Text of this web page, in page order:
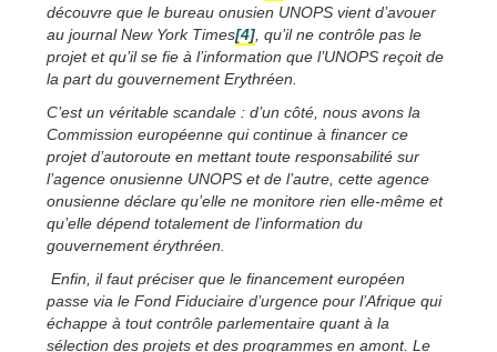
découvre que le bureau onusien UNOPS vient d’avouer
au journal New York Times[4] , qu’il ne contrôle pas le
projet et qu’il se fie à l’information que l’UNOPS reçoit de
la part du gouvernement Erythréen.
C’est un véritable scandale : d’un côté, nous avons la
Commission européenne qui continue à financer ce
projet d’autoroute en mettant toute responsabilité sur
l’agence onusienne UNOPS et de l’autre, cette agence
onusienne déclare qu’elle ne monitore rien elle-même et
qu’elle dépend totalement de l’information du
gouvernement érythréen.
Enfin, il faut préciser que le financement européen
passe via le Fond Fiduciaire d’urgence pour l’Afrique qui
échappe à tout contrôle parlementaire quant à la
sélection des projets et des programmes en amont. Le